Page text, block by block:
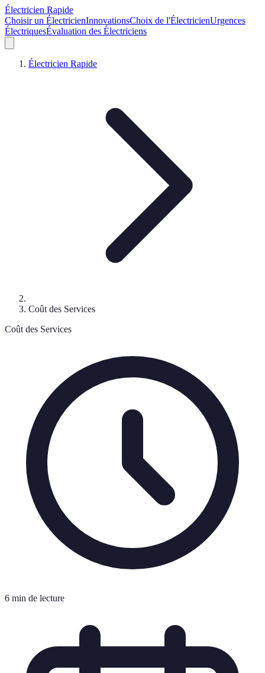
Électricien Rapide
Choisir un ÉlectricienInnovationsChoix de l'ÉlectricienUrgences
ÉlectriquesÉvaluation des Électriciens
Électricien Rapide
Coût des Services
Coût des Services
6 min de lecture